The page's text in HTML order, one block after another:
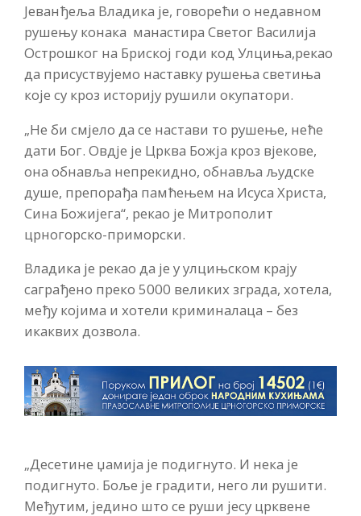
Јеванђеља Владика је, говорећи о недавном
рушењу конака манастира Светог Василија
Острошког на Бриској годи код Улциња,рекао
да присуствујемо наставку рушења светиња
које су кроз историју рушили окупатори.
„Не би смјело да се настави то рушење, неће
дати Бог. Овдје је Црква Божја кроз вјекове,
она обнавља непрекидно, обнавља људске
душе, препорађа памћењем на Исуса Христа,
Сина Божијега“, рекао је Митрополит
црногорско-приморски.
Владика је рекао да је у улцињском крају
саграђено преко 5000 великих зграда, хотела,
међу којима и хотели криминалаца – без
икаквих дозвола.
„Десетине џамија је подигнуто. И нека је
подигнуто. Боље је градити, него ли рушити.
Међутим, једино што се руши јесу црквене